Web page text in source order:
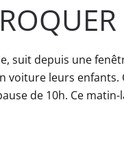
suit depuis une
voiture leurs
de 10h. Ce matin-